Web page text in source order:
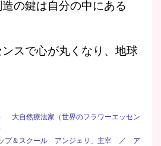
造の鍵は自分の中にある
ンスで心が丸くなり、地球
自然療法家（世界のフラワーエッセン
ップ＆スクール アンジェリ」主宰 ／ ア